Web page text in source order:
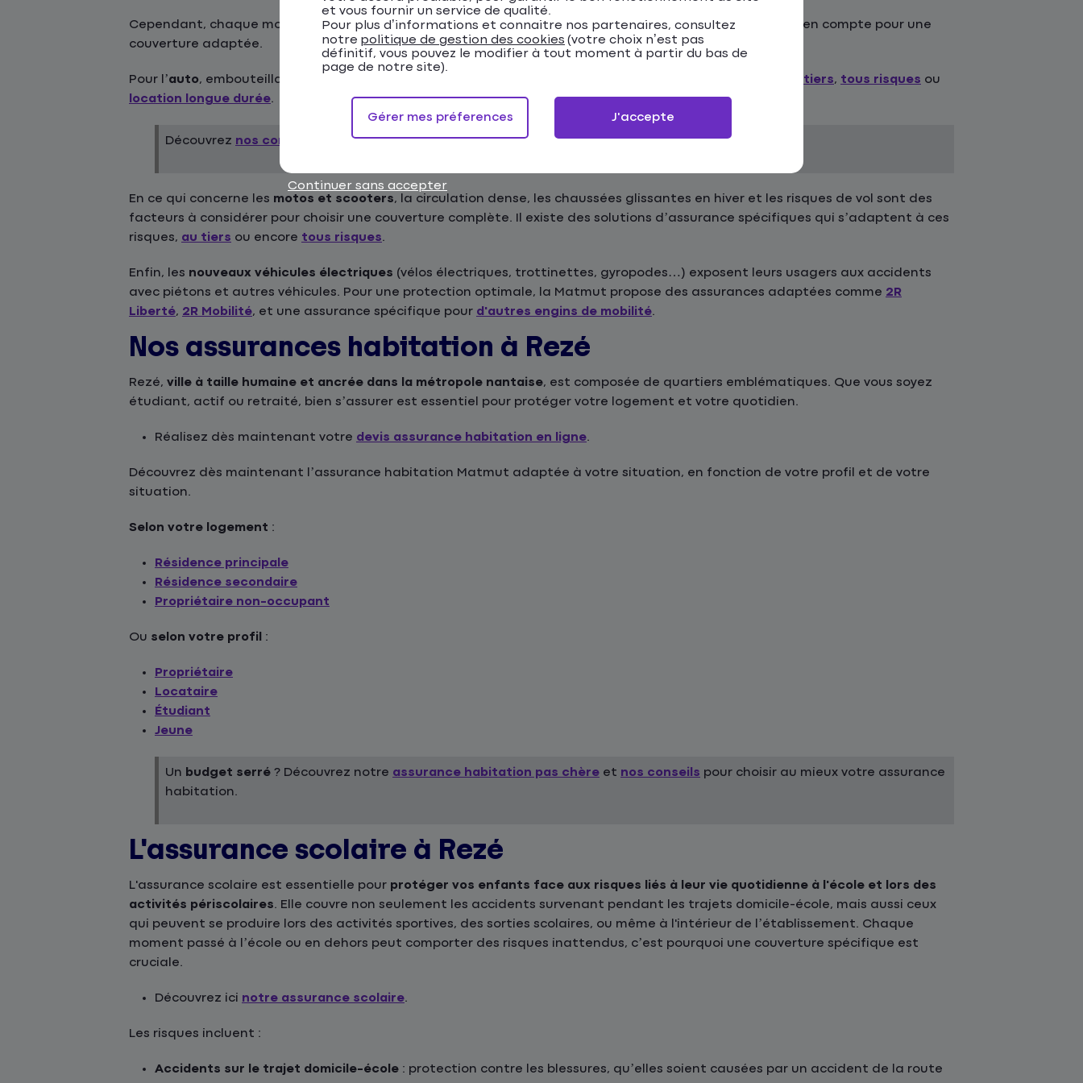
Cependant, chaque mode de transport comporte des risques spécifiques qu'il est important de prendre en compte pour une
couverture adaptée.
Pour l’auto, embouteillages, stationnement difficile et sinistres nécessitent une assurance adaptée : au tiers, tous risques ou
location longue durée.
Découvrez nos conseils pour bien choisir votre assurance auto.
En ce qui concerne les motos et scooters, la circulation dense, les chaussées glissantes en hiver et les risques de vol sont des
facteurs à considérer pour choisir une couverture complète. Il existe des solutions d’assurance spécifiques qui s’adaptent à ces
risques, au tiers ou encore tous risques.
Enfin, les nouveaux véhicules électriques (vélos électriques, trottinettes, gyropodes…) exposent leurs usagers aux accidents
avec piétons et autres véhicules. Pour une protection optimale, la Matmut propose des assurances adaptées comme 2R
Liberté, 2R Mobilité, et une assurance spécifique pour d'autres engins de mobilité.
Nos assurances habitation à Rezé
Rezé, ville à taille humaine et ancrée dans la métropole nantaise, est composée de quartiers emblématiques. Que vous soyez
étudiant, actif ou retraité, bien s’assurer est essentiel pour protéger votre logement et votre quotidien.
Réalisez dès maintenant votre devis assurance habitation en ligne.
Découvrez dès maintenant l’assurance habitation Matmut adaptée à votre situation, en fonction de votre profil et de votre
situation.
Selon votre logement :
Résidence principale
Résidence secondaire
Propriétaire non-occupant
Ou selon votre profil :
Propriétaire
Locataire
Étudiant
Jeune
Un budget serré ? Découvrez notre assurance habitation pas chère et nos conseils pour choisir au mieux votre assurance
habitation.
L'assurance scolaire à Rezé
L'assurance scolaire est essentielle pour protéger vos enfants face aux risques liés à leur vie quotidienne à l'école et lors des
activités périscolaires. Elle couvre non seulement les accidents survenant pendant les trajets domicile-école, mais aussi ceux
qui peuvent se produire lors des activités sportives, des sorties scolaires, ou même à l'intérieur de l’établissement. Chaque
moment passé à l’école ou en dehors peut comporter des risques inattendus, c’est pourquoi une couverture spécifique est
cruciale.
Découvrez ici notre assurance scolaire.
Les risques incluent :
Accidents sur le trajet domicile-école : protection contre les blessures, qu’elles soient causées par un accident de la route
et vous fournir un service de qualité.
Pour plus d’informations et connaitre nos partenaires, consultez
notre politique de gestion des cookies (votre choix n’est pas
définitif, vous pouvez le modifier à tout moment à partir du bas de
page de notre site).
Continuer sans accepter
Gérer mes préferences J'accepte